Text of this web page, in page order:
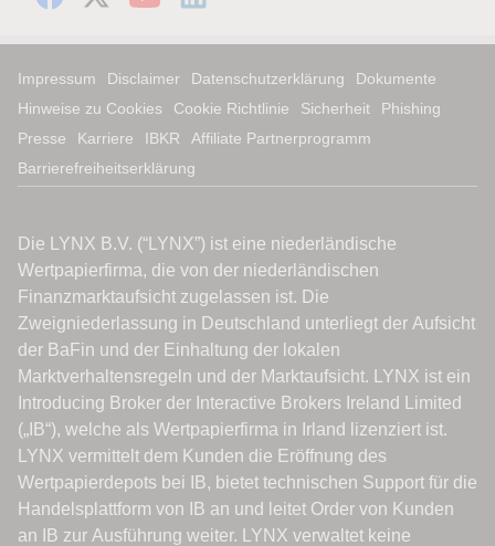
Impressum Disclaimer Datenschutzerklärung
Dokumente
Hinweise zu Cookies
Cookie Richtlinie Sicherheit
Phishing
Presse
Karriere IBKR
Affiliate Partnerprogramm
Barrierefreiheitserklärung